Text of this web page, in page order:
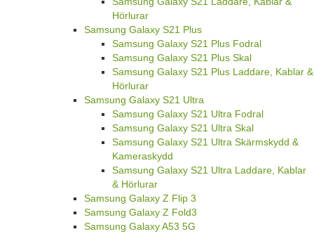
Hörlurar
Samsung Galaxy S21 Plus
Samsung Galaxy S21 Plus Fodral
Samsung Galaxy S21 Plus Skal
Samsung Galaxy S21 Plus Laddare, Kablar &
Hörlurar
Samsung Galaxy S21 Ultra
Samsung Galaxy S21 Ultra Fodral
Samsung Galaxy S21 Ultra Skal
Samsung Galaxy S21 Ultra Skärmskydd &
Kameraskydd
Samsung Galaxy S21 Ultra Laddare, Kablar
& Hörlurar
Samsung Galaxy Z Flip 3
Samsung Galaxy Z Fold3
Samsung Galaxy A53 5G